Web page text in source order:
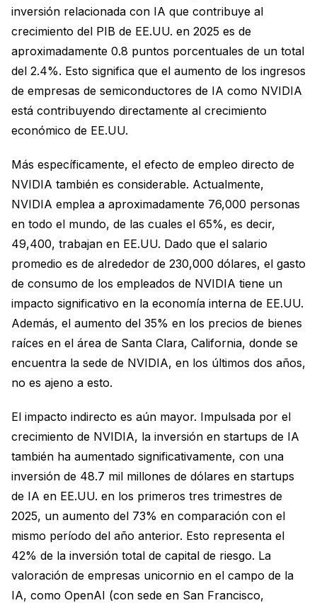
inversión relacionada con IA que contribuye al
crecimiento del PIB de EE.UU. en 2025 es de
aproximadamente 0.8 puntos porcentuales de un total
del 2.4%. Esto significa que el aumento de los ingresos
de empresas de semiconductores de IA como NVIDIA
está contribuyendo directamente al crecimiento
económico de EE.UU.
Más específicamente, el efecto de empleo directo de
NVIDIA también es considerable. Actualmente,
NVIDIA emplea a aproximadamente 76,000 personas
en todo el mundo, de las cuales el 65%, es decir,
49,400, trabajan en EE.UU. Dado que el salario
promedio es de alrededor de 230,000 dólares, el gasto
de consumo de los empleados de NVIDIA tiene un
impacto significativo en la economía interna de EE.UU.
Además, el aumento del 35% en los precios de bienes
raíces en el área de Santa Clara, California, donde se
encuentra la sede de NVIDIA, en los últimos dos años,
no es ajeno a esto.
El impacto indirecto es aún mayor. Impulsada por el
crecimiento de NVIDIA, la inversión en startups de IA
también ha aumentado significativamente, con una
inversión de 48.7 mil millones de dólares en startups
de IA en EE.UU. en los primeros tres trimestres de
2025, un aumento del 73% en comparación con el
mismo período del año anterior. Esto representa el
42% de la inversión total de capital de riesgo. La
valoración de empresas unicornio en el campo de la
IA, como OpenAI (con sede en San Francisco,